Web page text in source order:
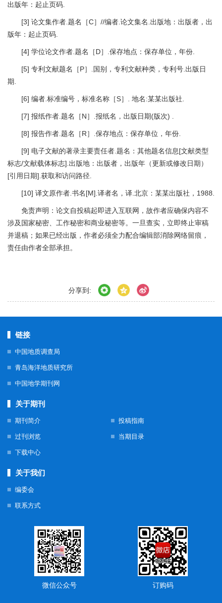
出版年：起止页码.
[3] 论文集作者.题名［C］//编者.论文集名.出版地：出版者，出
版年：起止页码.
[4] 学位论文作者.题名［D］.保存地点：保存单位，年份.
[5] 专利文献题名［P］.国别，专利文献种类，专利号.出版日
期.
[6] 编者.标准编号，标准名称［S］. 地名:某某出版社.
[7] 报纸作者.题名［N］.报纸名，出版日期(版次) .
[8] 报告作者.题名［R］.保存地点：保存单位，年份.
[9] 电子文献的著录主要责任者.题名：其他题名信息[文献类型
标志/文献载体标志].出版地：出版者，出版年（更新或修改日期）
[引用日期].获取和访问路径.
[10] 译文原作者.书名[M].译者名，译.北京：某某出版社，1988.
免责声明：论文自投稿起即进入互联网，故作者应确保内容不
涉及国家秘密、工作秘密和商业秘密等。一旦查实，立即终止审稿
并退稿；如果已经出版，作者必须全力配合编辑部消除网络留痕，
责任由作者全部承担。
分享到:
链接
中国地质调查局
青岛海洋地质研究所
中国地学期刊网
关于期刊
期刊简介 投稿指南
过刊浏览 当期目录
下载中心
关于我们
编委会
联系方式
微信公众号 订购码